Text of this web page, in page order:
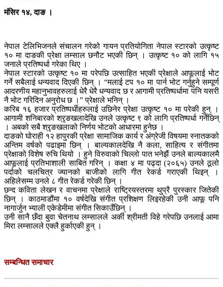
मंसिर १४, दाङ ।
नेपाल टेलिभिजनले संचालन गरेको गायन प्रतियोगिता नेपाल स्टारको उत्कृष्ट
१० मा दाङकी प्रेक्षा लम्साल छनौट भएकी छिन् । उत्कृष्ट १० को लागि १५
जनाले प्रतिष्पर्धा गरेका थिए ।
नेपाल स्टारको उत्कृष्ट १० मा परेपछि उत्साहित भएकी प्रेक्षाले आफूलाई भोट
गर्ने सबैलाई धन्यवाद दिएकी छिन् । “मलाई टप १० मा पार्न भोट गर्नुहुने सम्पूर्ण
आदरणीय महानुभावहरुलाई धेरै धेरै धन्यवाद छ र आगामी प्रतिष्पर्धामा पनि यसरी
नै भोट गरिदिन अनुरोध छ ।” प्रेक्षाले भनिन् ।
करिब १६ हजार प्रतिष्पर्धीहरुलाई उछिनेर प्रेक्षा उत्कृष्ट १० मा परेकी हुन् ।
आगामी शनिबारको श्रृङखलादेखि उनले उत्कृष्ट ९ को लागि प्रतिष्पर्धा गर्नेछिन्
। अबको सबै श्रृङखलाको निर्णय भोटको आधारमा हुनेछ ।
दाङको घोराही १२ हापुरकी प्रेक्षा सामाजिक कार्य र अंग्रेजी विषयमा स्नातकको
अन्तिम वर्षको पढाइमा छिन् । बाल्यकालदेखि नै कला, साहित्य र संगीतमा
प्रेक्षाको विशेष रुचि थियो । हुने विरुवाको चिल्लो पात भनेझैं उनले बाल्यकालमै
आफूलाई प्रतिभाशाली साबित गरिन् । कक्षा ४ मा पढ्दा (२०६५) उनले ठूलो
पर्दाको चलचित्र ज्यानको बाजीको लागि गीत रेकर्ड गराएकी थिइन् ।
अहिलेसम्म उनले ८ गीत रेकर्ड गरेकी छिन् ।
छन्द कविता लेखन र वाचनमा प्रेक्षाले राष्ट्रियस्तरमा थुप्रै पुरस्कार जितेकी
छिन् । काठमाडौंमा १० वर्षदेखि संगीत प्रशिक्षण लिइरहेकी उनी आफू पनि
नागार्जुन भ्याली एकेडेमीमा संगीत सिकाउँछिन् ।
उनी सानै छँदा बुवा चेतनाथ लम्सालले अर्की श्रीमती विहे गरेपछि उनलाई आमा
मिरा लम्सालले एक्लै हुर्काएकी हुन् ।
सम्बन्धित समाचार